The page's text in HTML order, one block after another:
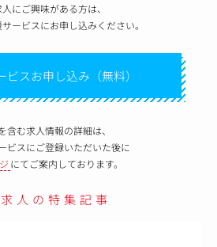
にご興味がある方は、
ービスにお申し込みください。
ビスお申し込み（無料）
含む求人情報の詳細は、
ビスにご登録いただいた後に
にてご案内しております。
人の特集記事